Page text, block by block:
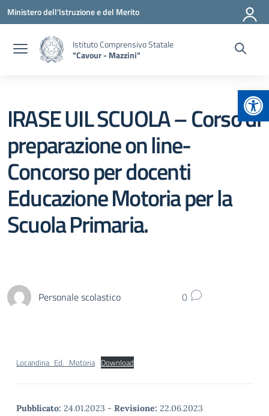
Vai ai contenuti
Vai al menu di navigazione
Vai al footer
Ministero dell'Istruzione e del Merito
Istituto Comprensivo Statale
"Cavour - Mazzini"
IRASE UIL SCUOLA – Corso di
preparazione on line-
Concorso per docenti
Educazione Motoria per la
Scuola Primaria.
Personale scolastico 0
Locandina_Ed._Motoria Download
Pubblicato: 24.01.2023 - Revisione: 22.06.2023